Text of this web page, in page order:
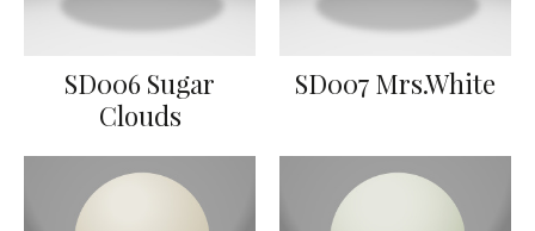
SD006 Sugar
Clouds
SD007 Mrs.White